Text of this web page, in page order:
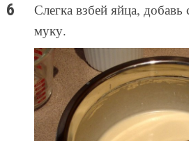
Слегка взбей яйца, добавь
муку.